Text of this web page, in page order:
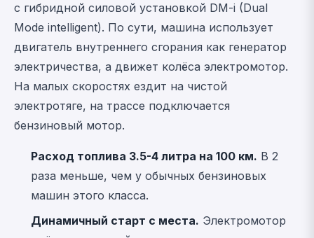
с гибридной силовой установкой DM-i (Dual
Mode intelligent). По сути, машина использует
двигатель внутреннего сгорания как генератор
электричества, а движет колёса электромотор.
На малых скоростях ездит на чистой
электротяге, на трассе подключается
бензиновый мотор.
Расход топлива 3.5-4 литра на 100 км. В 2
раза меньше, чем у обычных бензиновых
машин этого класса.
Динамичный старт с места. Электромотор